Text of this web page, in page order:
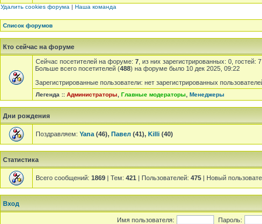
Удалить cookies форума | Наша команда
Список форумов
Кто сейчас на форуме
Сейчас посетителей на форуме: 7 , из них зарегистрированных: 0,
Больше всего посетителей (488) на форуме было 10 дек 2025, 09:22
Зарегистрированные пользователи: нет зарегистрированных
Легенда :: Администраторы Главные модераторы Менеджеры
Дни рождения
Поздравляем: Yana (46), Павел (41), Killi (40)
Статистика
Всего сообщений: 1869 | Тем: 421 | Пользователей: 475 | Новый
Вход
Имя пользователя: Пароль: